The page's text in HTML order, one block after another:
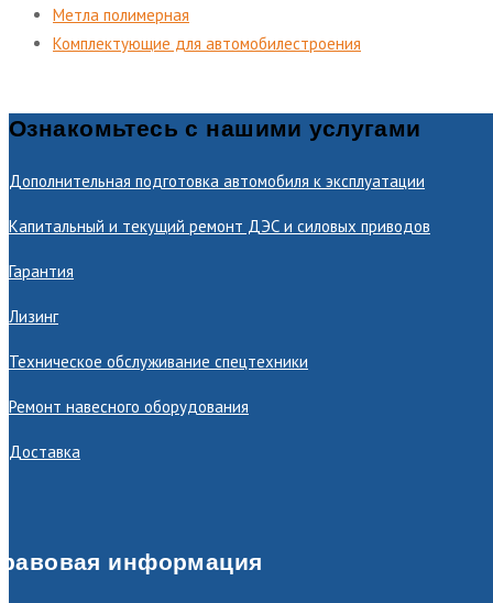
Метла полимерная
Комплектующие для автомобилестроения
Ознакомьтесь с нашими услугами
Дополнительная подготовка автомобиля к эксплуатации
Капитальный и текущий ремонт ДЭС и силовых приводов
Гарантия
Лизинг
Техническое обслуживание спецтехники
Ремонт навесного оборудования
Доставка
информация